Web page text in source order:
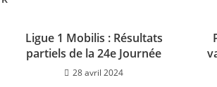
Ligue 1 Mobilis : Résultats
partiels de la 24e Journée
28 avril 2024